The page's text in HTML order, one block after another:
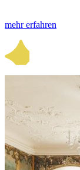
mehr erfahren